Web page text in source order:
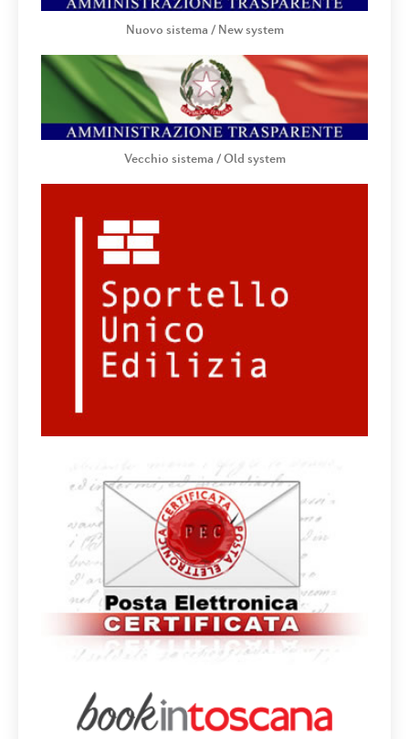
Nuovo sistema / New system
Vecchio sistema / Old system